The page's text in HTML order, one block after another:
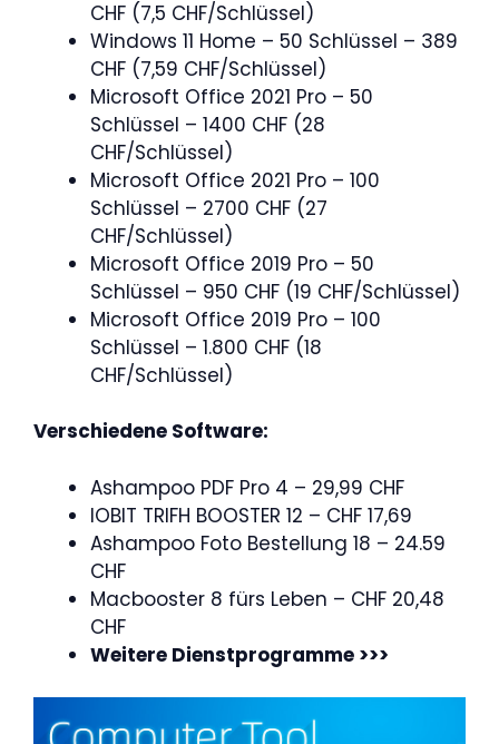
CHF (7,5 CHF/Schlüssel)
Windows 11 Home – 50 Schlüssel – 389
CHF (7,59 CHF/Schlüssel)
Microsoft Office 2021 Pro – 50
Schlüssel – 1400 CHF (28
CHF/Schlüssel)
Microsoft Office 2021 Pro – 100
Schlüssel – 2700 CHF (27
CHF/Schlüssel)
Microsoft Office 2019 Pro – 50
Schlüssel – 950 CHF (19 CHF/Schlüssel)
Microsoft Office 2019 Pro – 100
Schlüssel – 1.800 CHF (18
CHF/Schlüssel)
Verschiedene Software:
Ashampoo PDF Pro 4 – 29,99 CHF
IOBIT TRIFH BOOSTER 12 – CHF 17,69
Ashampoo Foto Bestellung 18 – 24.59
CHF
Macbooster 8 fürs Leben – CHF 20,48
CHF
Weitere Dienstprogramme >>>